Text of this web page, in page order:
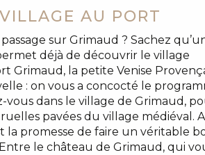
AU PORT
sur Grimaud ? Sachez
déjà de découvrir le village
Grimaud, la petite Venise
: on vous a concocté le
vous dans le village de Grimaud,
pavées du village médiéval.
la promesse de faire un véritable
Entre le château de Grimaud, qui